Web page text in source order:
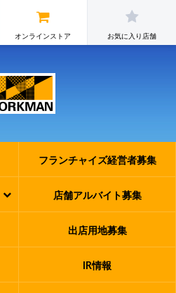
オンラインストア お気に入り店舗
フランチャイズ経営者募集
店舗アルバイト募集
出店用地募集
IR情報